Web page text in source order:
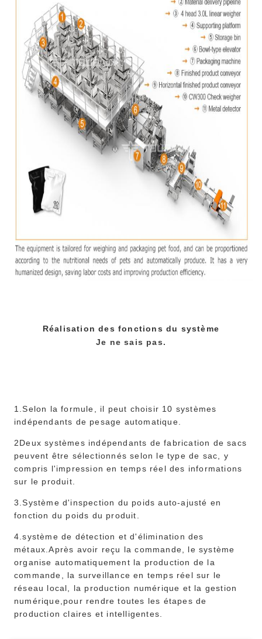
Réalisation des fonctions du système
Je ne sais pas.
1.Selon la formule, il peut choisir 10 systèmes
indépendants de pesage automatique.
2Deux systèmes indépendants de fabrication de sacs
peuvent être sélectionnés selon le type de sac, y
compris l'impression en temps réel des informations
sur le produit.
3.Système d'inspection du poids auto-ajusté en
fonction du poids du produit.
4.système de détection et d'élimination des
métaux.Après avoir reçu la commande, le système
organise automatiquement la production de la
commande, la surveillance en temps réel sur le
réseau local, la production numérique et la gestion
numérique,pour rendre toutes les étapes de
production claires et intelligentes.